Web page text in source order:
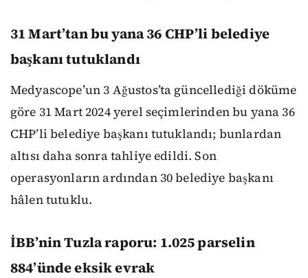
31 Mart’tan bu yana 36 CHP’li belediye
başkanı tutuklandı
Medyascope’un 3 Ağustos’ta güncellediği döküme
göre 31 Mart 2024 yerel seçimlerinden bu yana 36
CHP’li belediye başkanı tutuklandı; bunlardan
altısı daha sonra tahliye edildi. Son
operasyonların ardından 30 belediye başkanı
hâlen tutuklu.
İBB’nin Tuzla raporu: 1.025 parselin
884’ünde eksik evrak